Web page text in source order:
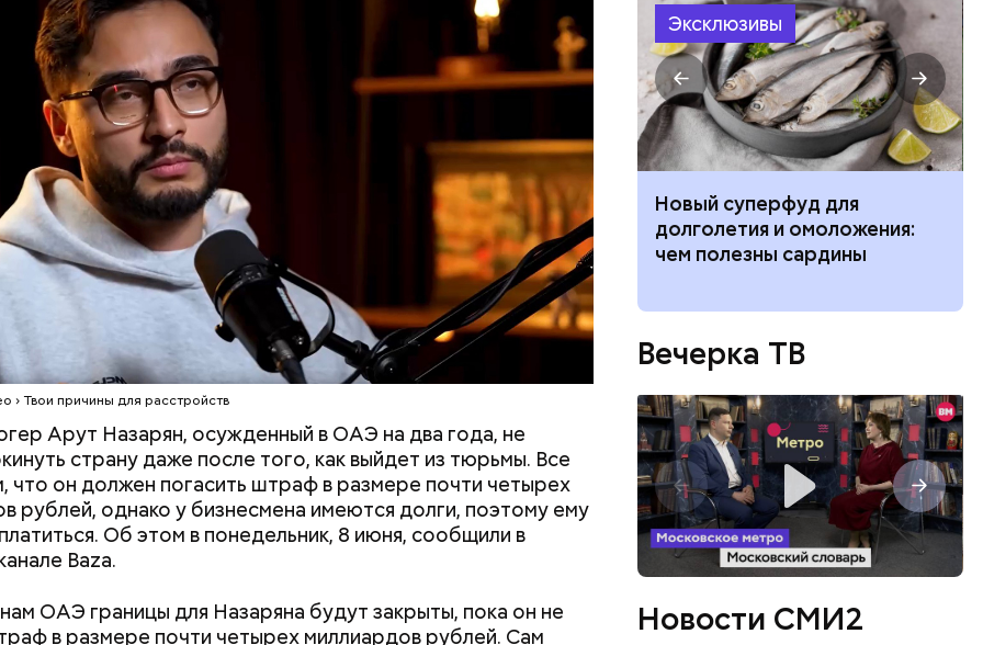
› Твои причины для расстройств
Арут Назарян, осужденный в ОАЭ на два года, не
страну даже после того, как выйдет из тюрьмы. Все
что он должен погасить штраф в размере почти четырех
рублей, однако у бизнесмена имеются долги, поэтому ему
Об этом в понедельник, 8 июня, сообщили в
Baza.
ОАЭ границы для Назаряна будут закрыты, пока он не
в размере почти четырех миллиардов рублей. Сам
считали, что в период с 2019 по 2021 год Гасанов
распределил между родственниками и собственными
деятельность в области продажи и размещения
социальных сетях. С целью сокрытия своих доходов часть
средств от спонсоров розыгрышей, покупателей различных
курсов и прогнозов ставок на спорт Гасанов получал
лицевые счета как физического лица, а также на
родственникам лицевые счета, — пояснили в
прокуратуре.
был жертвой Миссюры
Эксклюзивы
Построю замок, тигра
приручу: топ-7 самых
интересных площадок для
детского досуга в Москве
Как подготовить ребенка к 1
сентября: топ-9 вещей,
которые облегчат жизнь
Новый суперфуд для
долголетия и омоложения:
чем полезны сардины
Вечерка ТВ
Новости СМИ2